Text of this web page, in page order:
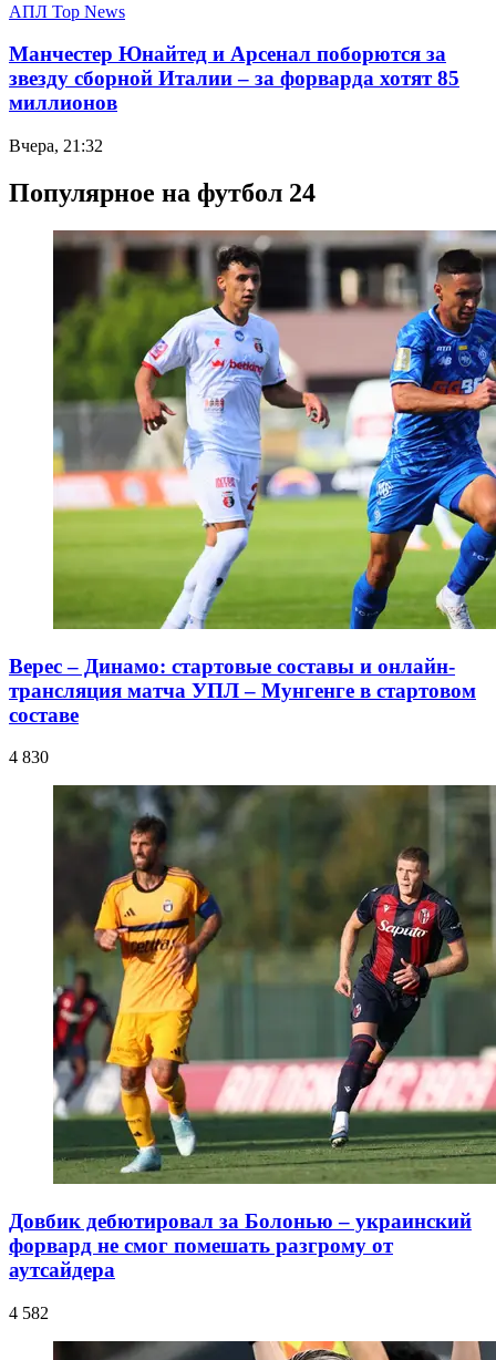
АПЛ Top News
Манчестер Юнайтед и Арсенал поборются за
звезду сборной Италии – за форварда хотят 85
миллионов
Вчера, 21:32
Популярное на футбол 24
Верес – Динамо: стартовые составы и онлайн-
трансляция матча УПЛ – Мунгенге в стартовом
составе
4 830
Довбик дебютировал за Болонью – украинский
форвард не смог помешать разгрому от
аутсайдера
4 582